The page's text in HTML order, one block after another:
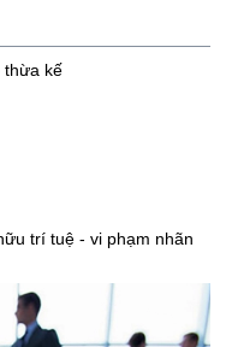
thừa kế
trí tuệ - vi phạm nhãn